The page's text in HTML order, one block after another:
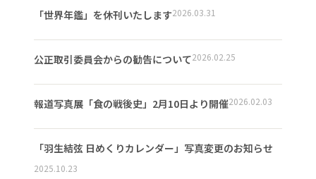
「世界年鑑」を休刊いたします2026.03.31
公正取引委員会からの勧告について2026.02.25
報道写真展「食の戦後史」2月10日より開催2026.02.03
「羽生結弦 日めくりカレンダー」写真変更のお知らせ
2025.10.23